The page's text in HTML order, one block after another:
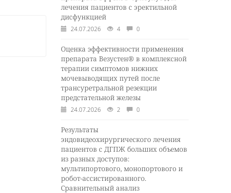
лечения пациентов с эректильной
дисфункцией
24.07.2026 4 0
Оценка эффективности применения
препарата Везустен® в комплексной
терапии симптомов нижних
мочевыводящих путей после
трансуретральной резекции
предстательной железы
24.07.2026 2 0
Результаты
эндовидеохирургического лечения
пациентов с ДГПЖ больших объемов
из разных доступов:
мультипортового, монопортового и
робот-ассистированного.
Сравнительный анализ